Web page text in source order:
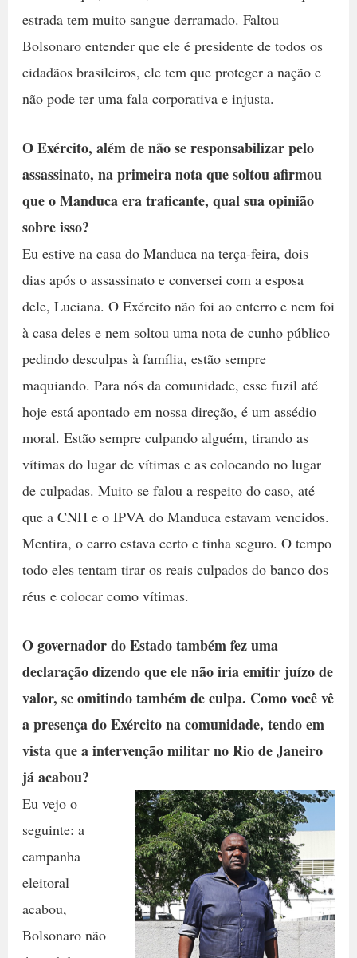
estrada tem muito sangue derramado. Faltou
Bolsonaro entender que ele é presidente de todos os
cidadãos brasileiros, ele tem que proteger a nação e
não pode ter uma fala corporativa e injusta.
O Exército, além de não se responsabilizar pelo
assassinato, na primeira nota que soltou afirmou
que o Manduca era traficante, qual sua opinião
sobre isso?
Eu estive na casa do Manduca na terça-feira, dois
dias após o assassinato e conversei com a esposa
dele, Luciana. O Exército não foi ao enterro e nem foi
à casa deles e nem soltou uma nota de cunho público
pedindo desculpas à família, estão sempre
maquiando. Para nós da comunidade, esse fuzil até
hoje está apontado em nossa direção, é um assédio
moral. Estão sempre culpando alguém, tirando as
vítimas do lugar de vítimas e as colocando no lugar
de culpadas. Muito se falou a respeito do caso, até
que a CNH e o IPVA do Manduca estavam vencidos.
Mentira, o carro estava certo e tinha seguro. O tempo
todo eles tentam tirar os reais culpados do banco dos
réus e colocar como vítimas.
O governador do Estado também fez uma
declaração dizendo que ele não iria emitir juízo de
valor, se omitindo também de culpa. Como você vê
a presença do Exército na comunidade, tendo em
vista que a intervenção militar no Rio de Janeiro
já acabou?
Eu vejo o
seguinte: a
campanha
eleitoral
acabou,
Bolsonaro não